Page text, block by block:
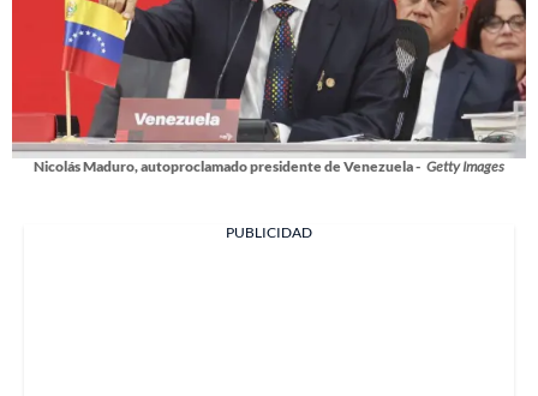
Nicolás Maduro, autoproclamado presidente de Venezuela - Getty Images
PUBLICIDAD